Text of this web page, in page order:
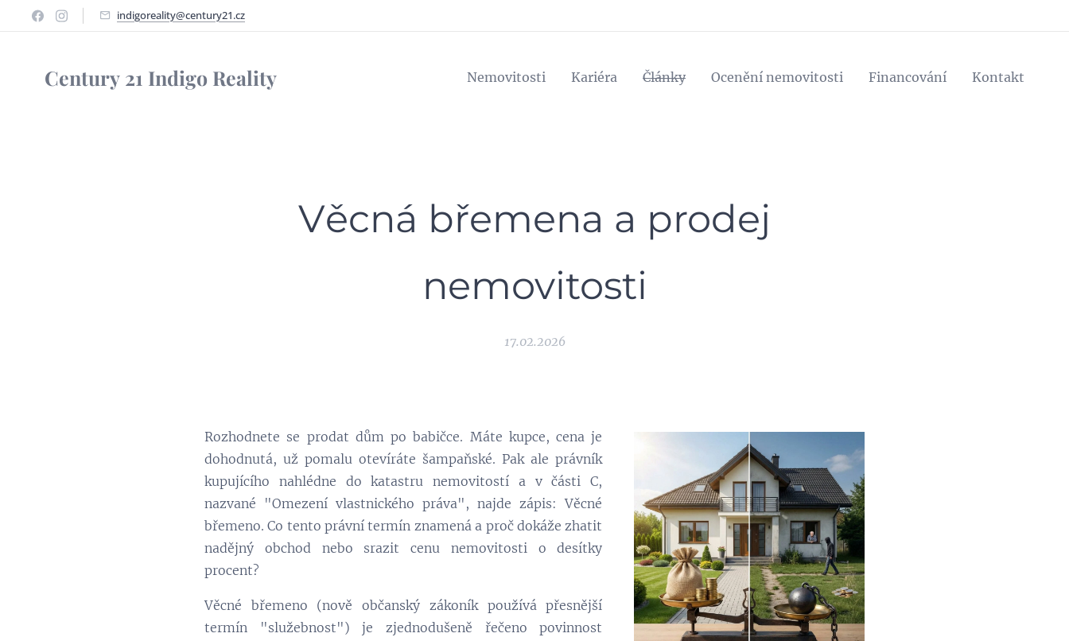
indigoreality@century21.cz
Century 21 Indigo Reality Nemovitosti Kariéra Články Ocenění nemovitosti Financování Kontakt
Věcná břemena a prodej
nemovitosti
17.02.2026
Rozhodnete se prodat dům po babičce. Máte kupce, cena je
dohodnutá, už pomalu otevíráte šampaňské. Pak ale právník
kupujícího nahlédne do katastru nemovitostí a v části C,
nazvané "Omezení vlastnického práva", najde zápis: Věcné
břemeno. Co tento právní termín znamená a proč dokáže zhatit
nadějný obchod nebo srazit cenu nemovitosti o desítky
procent?
Věcné břemeno (nově občanský zákoník používá přesnější
termín "služebnost") je zjednodušeně řečeno povinnost